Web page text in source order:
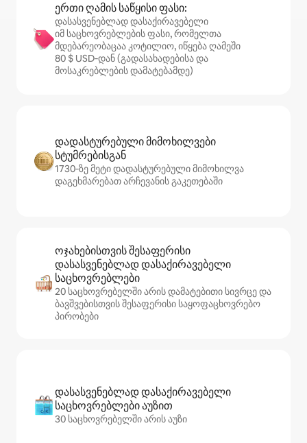
ერთი ღამის საწყისი ფასი:
დასასვენებლად დასაქირავებელი
იმ საცხოვრებლების ფასი, რომელთა
მდებარეობაცაა კოტილიო, იწყება ღამეში
80 $ USD‑დან (გადასახადებისა და
მოსაკრებლების დამატებამდე)
დადასტურებული მიმოხილვები
სტუმრებისგან
1730‑ზე მეტი დადასტურებული მიმოხილვა
დაგეხმარებათ არჩევანის გაკეთებაში
ოჯახებისთვის შესაფერისი
დასასვენებლად დასაქირავებელი
საცხოვრებლები
20 საცხოვრებელში არის დამატებითი სივრცე და
ბავშვებისთვის შესაფერისი საყოფაცხოვრებო
პირობები
დასასვენებლად დასაქირავებელი
საცხოვრებლები აუზით
30 საცხოვრებელში არის აუზი